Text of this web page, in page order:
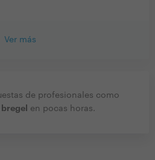
Ver más
de profesionales como
en pocas horas.